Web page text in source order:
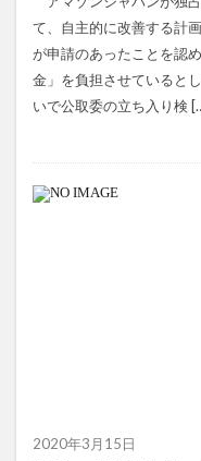
て、自主的に改善する計
が申請のあったことを認
金」を負担させていると
いで公取委の立ち入り検
2020年3月15日